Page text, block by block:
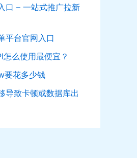
口 – 一站式推广拉新
平台官网入口
么使用最便宜？
要花多少钱
导致卡顿或数据库出